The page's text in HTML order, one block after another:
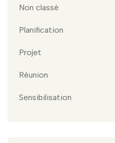
Non classé
Planification
Projet
Réunion
Sensibilisation